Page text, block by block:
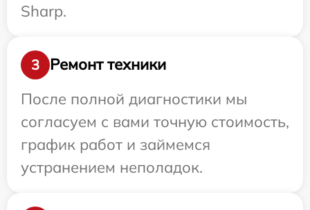
Sharp.
3
Ремонт техники
После полной диагностики мы
согласуем с вами точную стоимость,
график работ и займемся
устранением неполадок.